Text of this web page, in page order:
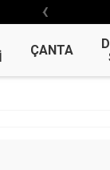
‹
ÇANTA
‹